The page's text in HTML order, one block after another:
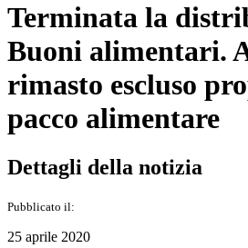
Terminata la
Buoni alimentari.
rimasto escluso
pacco alimentare
Dettagli della notizia
Pubblicato il:
25 aprile 2020